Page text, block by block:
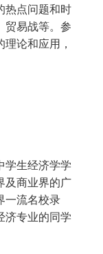
热点问题和时
贸易战等。参
论和应用，
学生经济学学
及商业界的广
一流名校录
济专业的同学